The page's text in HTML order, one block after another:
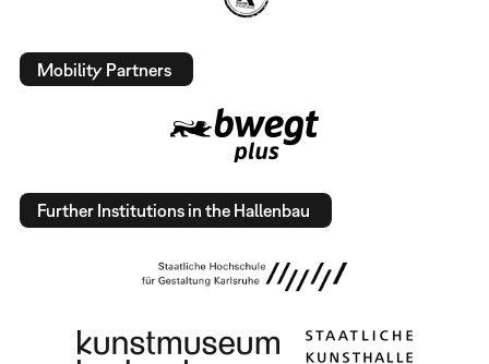
Mobility Partners
Further Institutions in the Hallenbau